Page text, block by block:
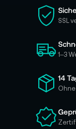
i
e
s
c
h
ü
r
u
e
SSL
1–3
14